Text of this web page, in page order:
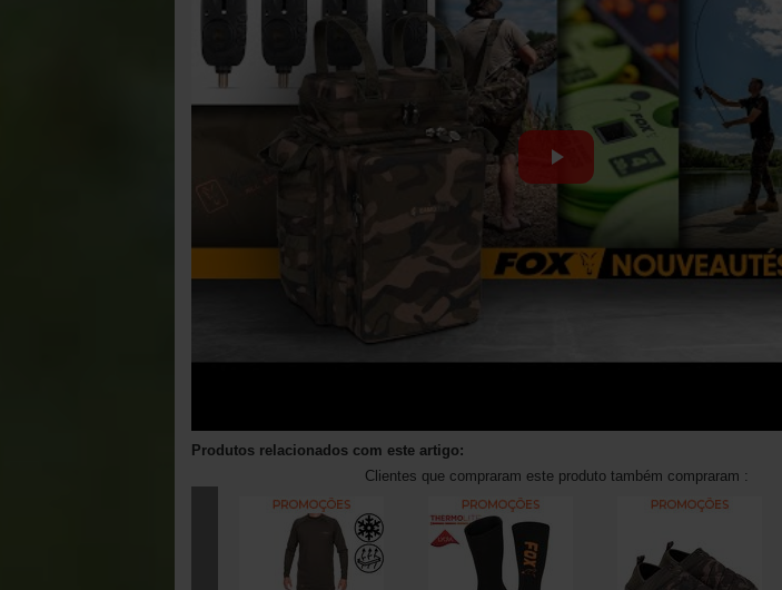
Produtos relacionados com este artigo:
Clientes que compraram este produto também compraram :